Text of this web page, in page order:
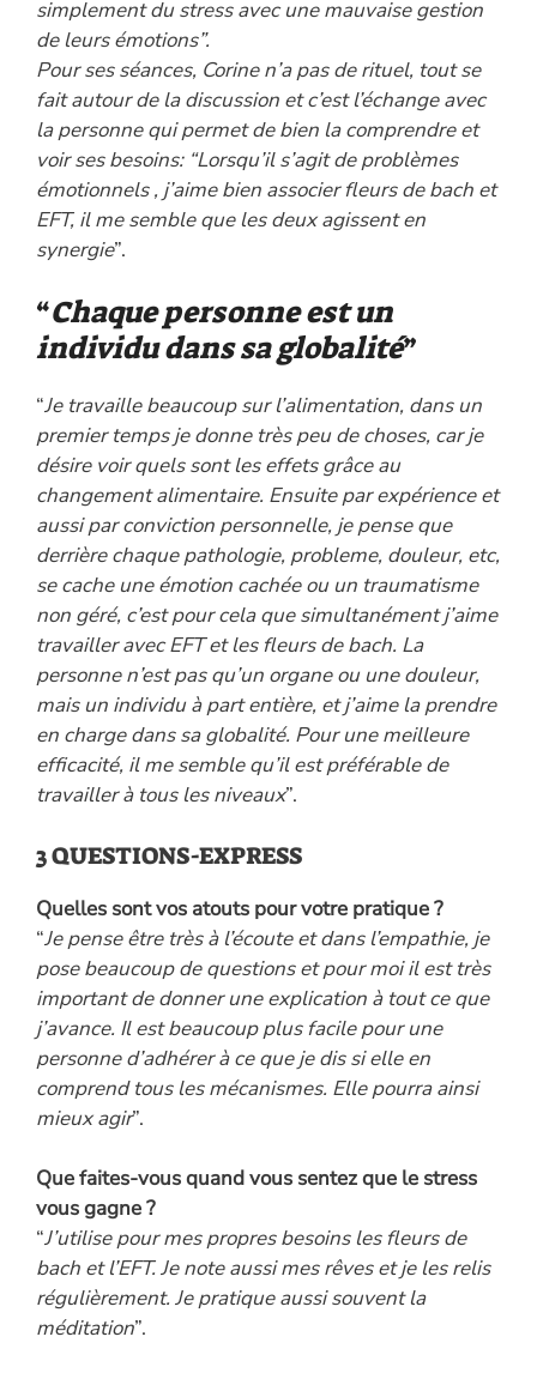
simplement du stress avec une mauvaise gestion
de leurs émotions”.
Pour ses séances, Corine n’a pas de rituel, tout se
fait autour de la discussion et c’est l’échange avec
la personne qui permet de bien la comprendre et
voir ses besoins: “Lorsqu’il s’agit de problèmes
émotionnels , j’aime bien associer fleurs de bach et
EFT, il me semble que les deux agissent en
synergie”.
“Chaque personne est un
individu dans sa globalité”
“Je travaille beaucoup sur l’alimentation, dans un
premier temps je donne très peu de choses, car je
désire voir quels sont les effets grâce au
changement alimentaire. Ensuite par expérience et
aussi par conviction personnelle, je pense que
derrière chaque pathologie, probleme, douleur, etc,
se cache une émotion cachée ou un traumatisme
non géré, c’est pour cela que simultanément j’aime
travailler avec EFT et les fleurs de bach. La
personne n’est pas qu’un organe ou une douleur,
mais un individu à part entière, et j’aime la prendre
en charge dans sa globalité. Pour une meilleure
efficacité, il me semble qu’il est préférable de
travailler à tous les niveaux”.
3 QUESTIONS-EXPRESS
Quelles sont vos atouts pour votre pratique ?
“Je pense être très à l’écoute et dans l’empathie, je
pose beaucoup de questions et pour moi il est très
important de donner une explication à tout ce que
j’avance. Il est beaucoup plus facile pour une
personne d’adhérer à ce que je dis si elle en
comprend tous les mécanismes. Elle pourra ainsi
mieux agir”.
Que faites-vous quand vous sentez que le stress
vous gagne ?
“J’utilise pour mes propres besoins les fleurs de
bach et l’EFT. Je note aussi mes rêves et je les relis
régulièrement. Je pratique aussi souvent la
méditation”.